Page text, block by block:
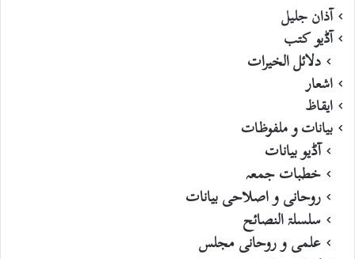
آذان جلیل
آڈیو کتب
دلائل الخیرات
اشعار
ایقاظ
بیانات و ملفوظات
آڈیو بیانات
خطبات جمعہ
روحانی و اصلاحی بیانات
سلسلۃ النصائح
علمی و روحانی مجلس